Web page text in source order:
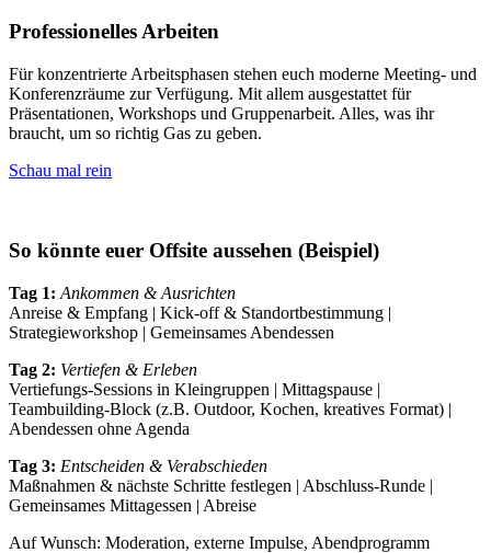
Professionelles Arbeiten
Für konzentrierte Arbeitsphasen stehen euch moderne Meeting- und
Konferenzräume zur Verfügung. Mit allem ausgestattet für
Präsentationen, Workshops und Gruppenarbeit. Alles, was ihr
braucht, um so richtig Gas zu geben.
Schau mal rein
So könnte euer Offsite aussehen (Beispiel)
Tag 1: Ankommen & Ausrichten
Anreise & Empfang | Kick-off & Standortbestimmung |
Strategieworkshop | Gemeinsames Abendessen
Tag 2: Vertiefen & Erleben
Vertiefungs-Sessions in Kleingruppen | Mittagspause |
Teambuilding-Block (z.B. Outdoor, Kochen, kreatives Format) |
Abendessen ohne Agenda
Tag 3: Entscheiden & Verabschieden
Maßnahmen & nächste Schritte festlegen | Abschluss-Runde |
Gemeinsames Mittagessen | Abreise
Auf Wunsch: Moderation, externe Impulse, Abendprogramm